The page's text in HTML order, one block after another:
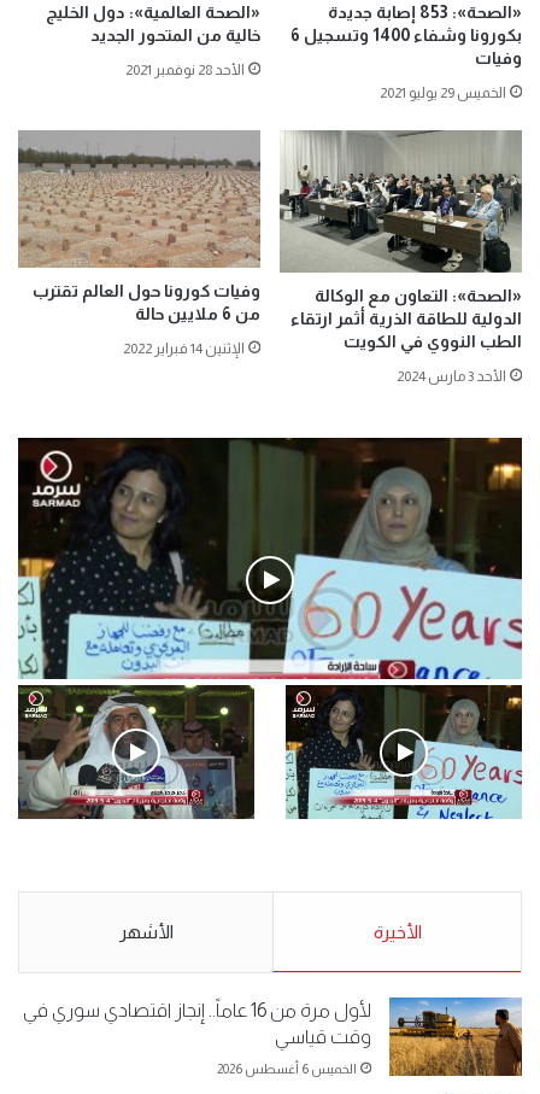
«الصحة»: 853 إصابة جديدة
بكورونا وشفاء 1400 وتسجيل 6
وفيات
الخميس 29 يوليو 2021
«الصحة العالمية»: دول الخليج
خالية من المتحور الجديد
الأحد 28 نوفمبر 2021
«الصحة»: التعاون مع الوكالة
الدولية للطاقة الذرية أثمر ارتقاء
الطب النووي في الكويت
الأحد 3 مارس 2024
وفيات كورونا حول العالم تقترب
من 6 ملايين حالة
الإثنين 14 فبراير 2022
فيديو
.وقفة احتجاجية رمزية لـ”#البدون” في ساحة الإرادة 4-5-2019.
الأحد 5 مايو 2019
5-2019.
نبيع مخدرات يعني ولا خمر؟!.
الأخيرة الأشهر
لأول مرة من 16 عاماً.. إنجاز اقتصادي سوري في
وقت قياسي
الخميس 6 أغسطس 2026